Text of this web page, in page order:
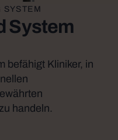
System
befähigt Kliniker, in
handeln.